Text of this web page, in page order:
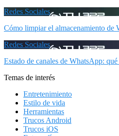
Redes Sociales
Cómo limpiar el almacenamiento de
Redes Sociales
Estado de canales de WhatsApp:
Temas de interés
Entretenimiento
Estilo de vida
Herramientas
Trucos Android
Trucos iOS